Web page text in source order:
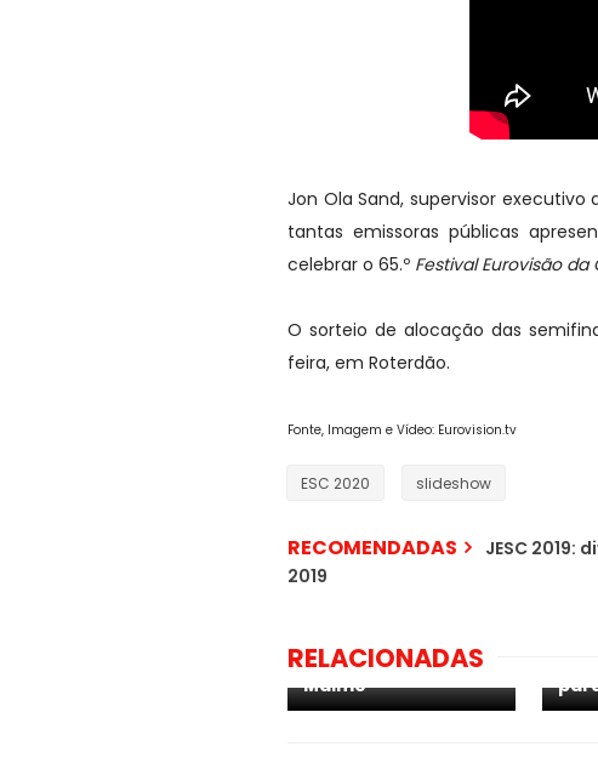
Jon Ola Sand, supervisor
tantas emissoras públicas
celebrar o 65.º Festival Eurovisão da
O sorteio de alocação das
feira, em Roterdão.
Fonte, Imagem e Vídeo: Eurovision.tv
ESC 2020 slideshow
RECOMENDADAS
JESC 2019:
2019
RELACIONADAS
próxima paragem é
Malmö